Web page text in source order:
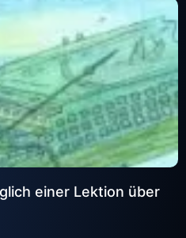
einer Lektion über